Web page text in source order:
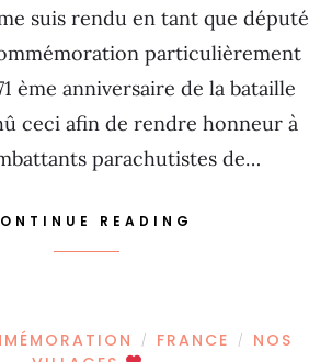
suis rendu en tant que député
particulièrement
ème anniversaire de la bataille
ceci afin de rendre honneur à
parachutistes de…
READING
/ FRANCE /
NOS